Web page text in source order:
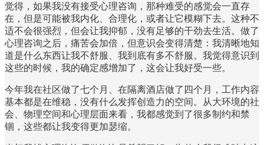
觉得，如果我没有接受心理咨询，那种难受的感觉会一直存
在，但是可能被我内化、合理化，或者让它模糊下去。这种不
适不会很强烈，但会让我抑郁，没有足够的干劲去生活。做了
心理咨询之后，痛苦会加倍，但意识会变得清楚：我清晰地知
道是什么东西让我不舒服、我到底有多不舒服。我觉得意识到
这些的时候，我的确定感增加了，这会让我好受一些。
今年我在社区做了七个月、在隔离酒店做了四个月，工作内容
基本都是在维稳，没有什么发挥创造力的空间。从大环境的社
会、物理空间和心理层面来看，我都感觉到了很多制约和禁
锢，这些都让我变得更加瑟缩。